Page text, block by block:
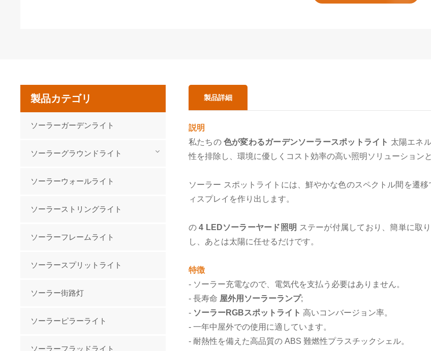
製品詳細
説明
私たちの 色が変わるガーデンソーラースポットライト 太陽エネ
性を排除し、環境に優しくコスト効率の高い照明ソリューションと
ソーラー スポットライトには、鮮やかな色のスペクトル間を遷
ィスプレイを作り出します。
の4 LEDソーラーヤード照明 ステーが付属しており、簡単に取
し、あとは太陽に任せるだけです。
特徴
- ソーラー充電なので、電気代を支払う必要はありません。
- 長寿命 屋外用ソーラーランプ;
- ソーラーRGBスポットライト 高いコンバージョン率。
- 一年中屋外での使用に適しています。
- 耐熱性を備えた高品質の ABS 難燃性プラスチックシェル。
製品カテゴリ
ソーラーガーデンライト
ソーラーグラウンドライト
ソーラーウォールライト
ソーラーストリングライト
ソーラーフレームライト
ソーラースプリットライト
ソーラー街路灯
ソーラーピラーライト
ソーラーフラッドライト